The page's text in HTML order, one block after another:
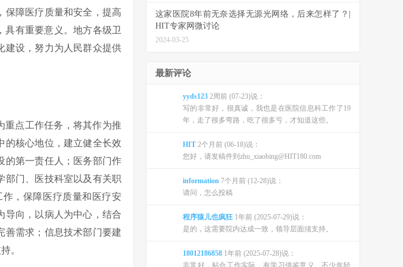
保障医疗质量和安全，提高
具有重要意义。地方各级卫
建设，努力为人民群众提供
重点工作任务，将其作为推
的核心地位，建立健全长效
的第一责任人；医务部门作
部门、医技科室以及有关职
，保障医疗质量和医疗安
导向，以病人为中心，结合
善需求；信息技术部门要建
。
这家医院8年前无奈选择无源光网络，后来怎样了？|
HIT专家网微讨论
2024-03-25
最新评论
yyds123 2周前 (07-23)说：
写的非常好，很真诚，我也是在医院信息科工作了19
年，走了很多弯路，吃了很多亏，才知道这些。
HIT 2个月前 (06-18)说：
您好，请发稿件到zhu_xiaobing@HIT180.com
information 7个月前 (12-28)说：
请问，怎么投稿
程序猿儿也疯狂 1年前 (2025-07-29)说：
是的，这需要院内达成一致，领导层面须支持。
18012186858 1年前 (2025-07-28)说：
非常好，贴合工作实际，有学习借鉴意义。不少年轻